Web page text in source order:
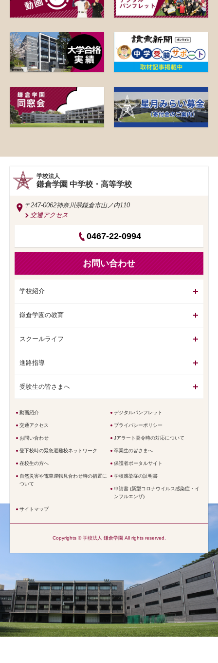
学校法人
鎌倉学園 中学校・高等学校
〒247-0062神奈川県鎌倉市山ノ内110
交通アクセス
0467-22-0994
お問い合わせ
学校紹介
鎌倉学園の教育
スクールライフ
進路指導
受験生の皆さまへ
動画紹介 デジタルパンフレット
交通アクセス プライバシーポリシー
お問い合わせ Jアラート発令時の対応について
登下校時の緊急避難校ネットワーク 卒業生の皆さまへ
在校生の方へ 保護者ポータルサイト
自然災害や電車運転見合わせ時の措置に
ついて
学校感染症の証明書
申請書 (新型コロナウイルス感染症・イ
ンフルエンザ)
サイトマップ
Copyrights © 学校法人 鎌倉学園 All rights reserved.